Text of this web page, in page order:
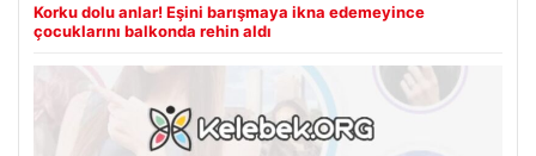
Korku dolu anlar! Eşini barışmaya ikna edemeyince
çocuklarını balkonda rehin aldı